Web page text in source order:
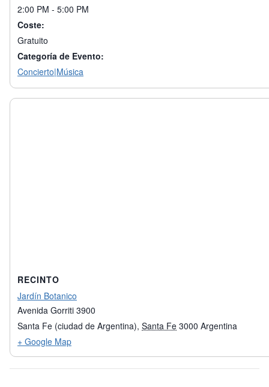
2:00 PM - 5:00 PM
Coste:
Gratuito
Categoría de Evento:
Concierto|Música
RECINTO
Jardín Botanico
Avenida Gorriti 3900
Santa Fe (ciudad de Argentina), Santa Fe 3000 Argentina
+ Google Map